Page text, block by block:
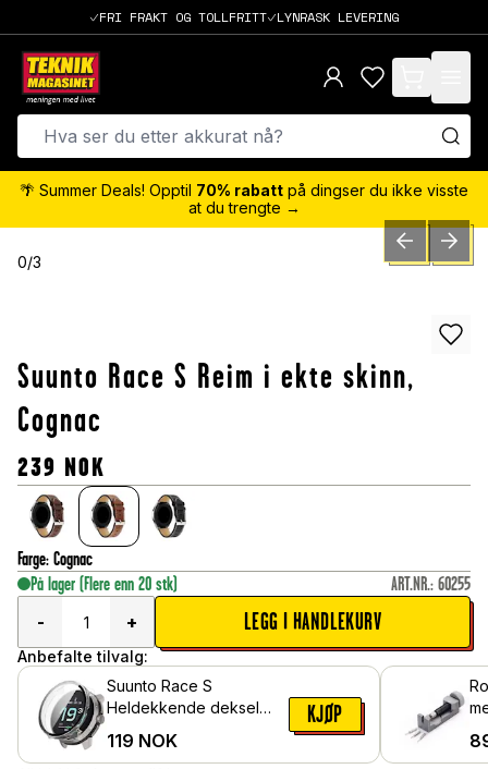
FRI FRAKT OG TOLLFRITT LYNRASK LEVERING
items in cart,
🌴 Summer Deals! Opptil 70% rabatt på dingser du ikke visste
at du trengte →
0/3 PREVIOUSNEXT
Suunto Race S Reim i ekte skinn,
Cognac
239 NOK
Farge: Cognac
På lager (Flere enn 20 stk) ART.NR.: 60255
-
+ LEGG I HANDLEKURV
Anbefalte tilvalg:
Suunto Race S
Heldekkende deksel
Gjennomsiktig
119 NOK
KJØP